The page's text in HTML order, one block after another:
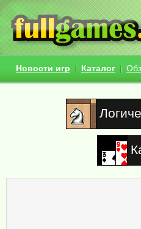
Новости игр Каталог